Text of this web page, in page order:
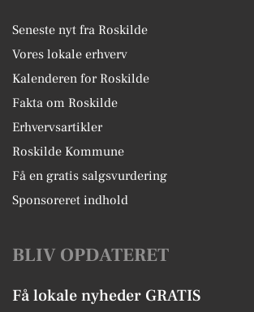
Seneste nyt fra Roskilde
Vores lokale erhverv
Kalenderen for Roskilde
Fakta om Roskilde
Erhvervsartikler
Roskilde Kommune
Få en gratis salgsvurdering
Sponsoreret indhold
BLIV OPDATERET
Få lokale nyheder GRATIS